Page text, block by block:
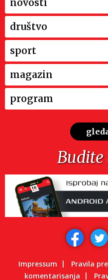
novosti
društvo
sport
magazin
program
Budite
Impressum Pravila
komentarisanja